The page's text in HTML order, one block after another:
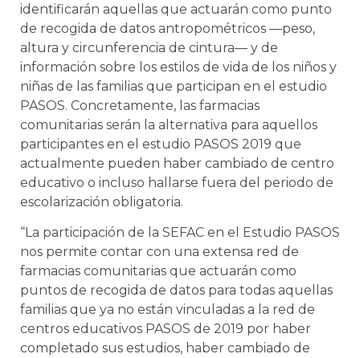
identificarán aquellas que actuarán como punto
de recogida de datos antropométricos —peso,
altura y circunferencia de cintura— y de
información sobre los estilos de vida de los niños y
niñas de las familias que participan en el estudio
PASOS. Concretamente, las farmacias
comunitarias serán la alternativa para aquellos
participantes en el estudio PASOS 2019 que
actualmente pueden haber cambiado de centro
educativo o incluso hallarse fuera del periodo de
escolarización obligatoria.
“La participación de la SEFAC en el Estudio PASOS
nos permite contar con una extensa red de
farmacias comunitarias que actuarán como
puntos de recogida de datos para todas aquellas
familias que ya no están vinculadas a la red de
centros educativos PASOS de 2019 por haber
completado sus estudios, haber cambiado de